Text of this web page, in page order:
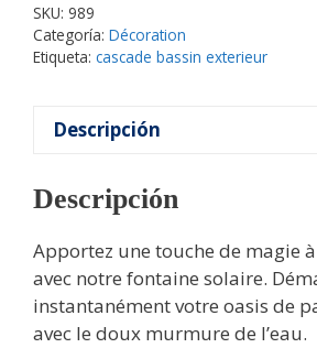
SKU: 989
Categoría: Décoration
Etiqueta: cascade bassin exterieur
Descripción
Descripción
Apportez une touche de magie
avec notre fontaine solaire.
instantanément votre oasis de
avec le doux murmure de l’eau.